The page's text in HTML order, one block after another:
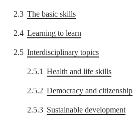
2.3 The basic skills
2.4 Learning to learn
2.5 Interdisciplinary topics
2.5.1 Health and life skills
2.5.2 Democracy and citizenship
2.5.3 Sustainable development